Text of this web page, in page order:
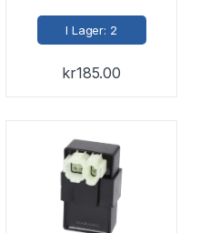
I Lager: 2
kr185.00